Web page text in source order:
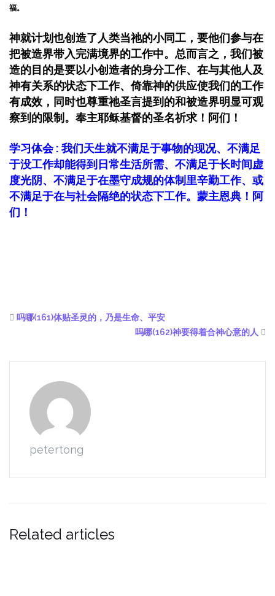
福。
神就计划也创造了人类当祂的小同工，要他们参与在
把被造界带入完满境界的工作中。总而言之，我们被
造的目的是要以小创造者的身分工作、在与其他人及
神有关系的状态下工作、倚靠神的供应使我们的工作
有成效，同时也尊重祂圣言提到的和被造界明显可观
察到的限制。 奉主耶稣基督的圣名祈求！阿们！
学习体会 : 我们天生就不满足于事物的现况、不满足
于没工作却能得到日常生活所需、不满足于长时间虚
度光阴、不满足于在墨守成规的体制里辛勤工作、或
不满足于在与社会隔绝的状态下工作。蒙主恩典！阿
们！
吗哪(161)体贴圣灵的，乃是生命、平安
吗哪(162)神要得着合神心意的人
petertong
Related articles